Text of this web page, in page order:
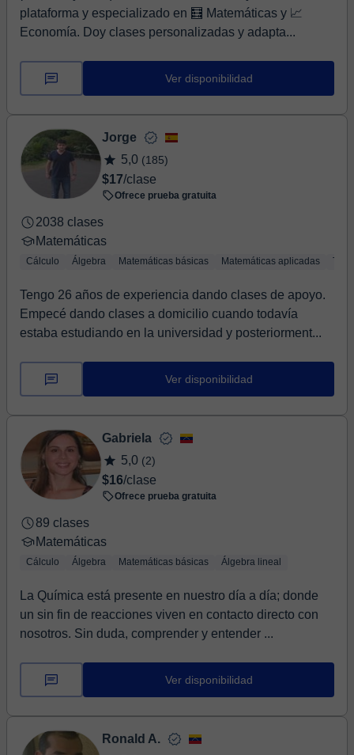
plataforma y especializado en 🧮 Matemáticas y 📈
Economía. Doy clases personalizadas y adapta...
Ver disponibilidad
Jorge
5,0 (185)
$17/clase
Ofrece prueba gratuita
2038 clases
Matemáticas
Cálculo Álgebra Matemáticas básicas Matemáticas aplicadas
Tengo 26 años de experiencia dando clases de apoyo.
Empecé dando clases a domicilio cuando todavía
estaba estudiando en la universidad y posteriorment...
Ver disponibilidad
Gabriela
5,0 (2)
$16/clase
Ofrece prueba gratuita
89 clases
Matemáticas
Cálculo Álgebra Matemáticas básicas Álgebra lineal
La Química está presente en nuestro día a día; donde
un sin fin de reacciones viven en contacto directo con
nosotros. Sin duda, comprender y entender ...
Ver disponibilidad
Ronald A.